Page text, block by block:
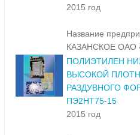
2015 год
Название
КАЗАНСКОЕ ОАО
ПОЛИЭТИЛЕН
ВЫСОКОЙ
РАЗДУВНОГО
ПЭ2НТ75-15
2015 год